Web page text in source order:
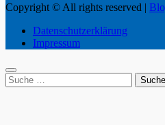
Copyright © All rights reserved |
Datenschutzerklärung
Impressum
Suche
nach: